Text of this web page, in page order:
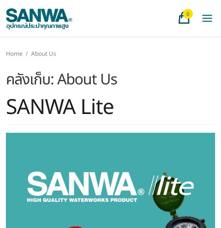
0
Home / About Us
คลังเก็บ:About Us
SANWA Lite